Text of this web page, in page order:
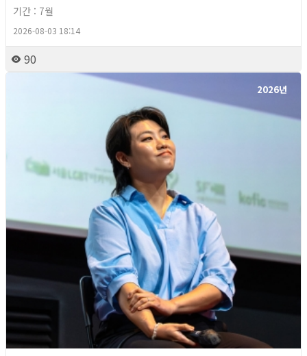
기간 : 7월
2026-08-03 18:14
90
2026년